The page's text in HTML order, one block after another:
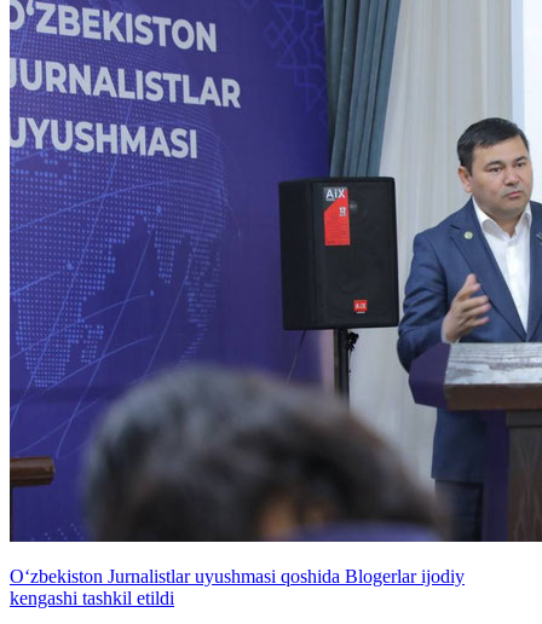
O‘zbekiston Jurnalistlar uyushmasi qoshida Blogerlar ijodiy
kengashi tashkil etildi